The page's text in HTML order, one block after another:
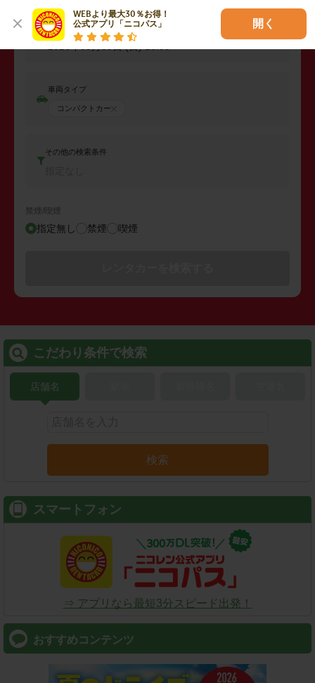
WEBより最大30％お得！
公式アプリ「ニコパス」
開く
返却日時
車両タイプ
コンパクトカー
その他の検索条件
禁煙/喫煙
指定無し 禁煙 喫煙
こだわり条件で検索
店舗名
検索
スマートフォン
⇒ アプリなら最短3分スピード出発！
おすすめコンテンツ